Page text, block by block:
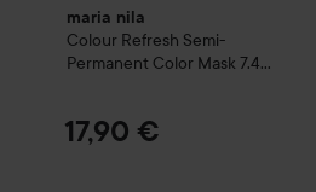
maria nila
Colour Refresh Semi-
Permanent Color Mask 7.4
17,90 €